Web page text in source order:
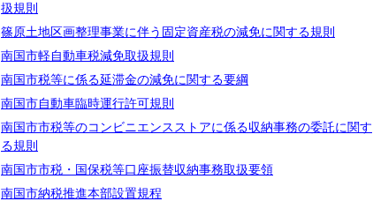
扱規則
篠原土地区画整理事業に伴う固定資産税の減免に関する規則
南国市軽自動車税減免取扱規則
南国市税等に係る延滞金の減免に関する要綱
南国市自動車臨時運行許可規則
南国市市税等のコンビニエンスストアに係る収納事務の委託に関す
る規則
南国市市税・国保税等口座振替収納事務取扱要領
南国市納税推進本部設置規程